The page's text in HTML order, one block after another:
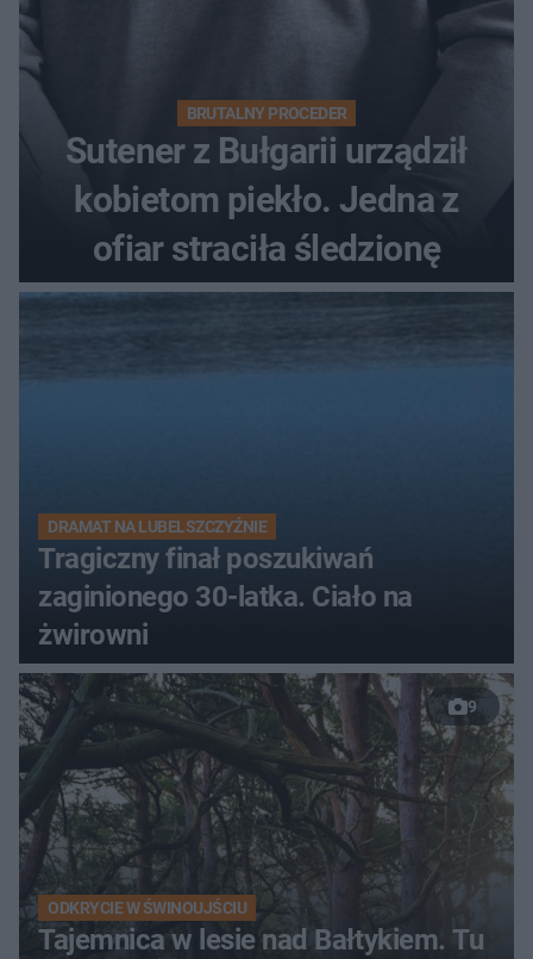
BRUTALNY PROCEDER
Sutener z Bułgarii urządził
kobietom piekło. Jedna z
ofiar straciła śledzionę
DRAMAT NA LUBELSZCZYŹNIE
Tragiczny finał poszukiwań
zaginionego 30-latka. Ciało na
żwirowni
9
ODKRYCIE W ŚWINOUJŚCIU
Tajemnica w lesie nad Bałtykiem. Tu